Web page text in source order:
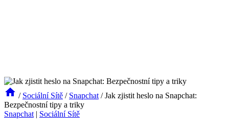
/ Sociální Sítě / Snapchat / Jak zjistit heslo na Snapchat:
Bezpečnostní tipy a triky
Snapchat | Sociální Sítě